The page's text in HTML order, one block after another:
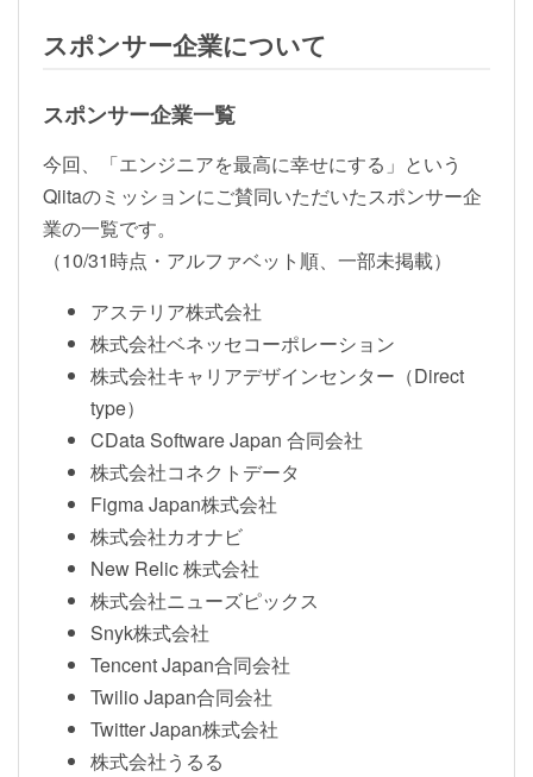
スポンサー企業について
スポンサー企業一覧
今回、「エンジニアを最高に幸せにする」という
Qiitaのミッションにご賛同いただいたスポンサー企
業の一覧です。
（10/31時点・アルファベット順、一部未掲載）
アステリア株式会社
株式会社ベネッセコーポレーション
株式会社キャリアデザインセンター（Direct
type）
CData Software Japan 合同会社
株式会社コネクトデータ
Figma Japan株式会社
株式会社カオナビ
New Relic 株式会社
株式会社ニューズピックス
Snyk株式会社
Tencent Japan合同会社
Twilio Japan合同会社
Twitter Japan株式会社
株式会社うるる